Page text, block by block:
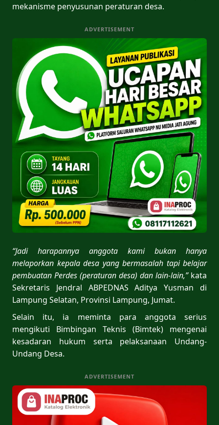
mekanisme penyusunan peraturan desa.
ADVERTISEMENT
“Jadi harapannya anggota kami bukan hanya
melaporkan kepala desa yang bermasalah tapi belajar
pembuatan Perdes (peraturan desa) dan lain-lain,”kata
Sekretaris Jendral ABPEDNAS Aditya Yusman di
Lampung Selatan, Provinsi Lampung, Jumat.
Selain itu, ia meminta para anggota serius
mengikuti Bimbingan Teknis (Bimtek) mengenai
kesadaran hukum serta pelaksanaan Undang-
Undang Desa.
ADVERTISEMENT